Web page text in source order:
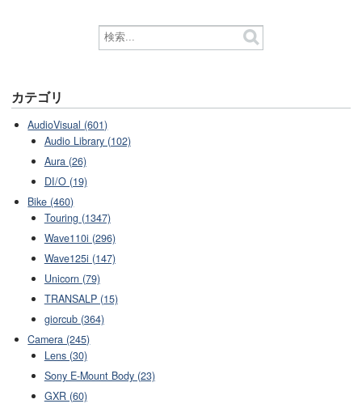
カテゴリ
AudioVisual (601)
Audio Library (102)
Aura (26)
DI/O (19)
Bike (460)
Touring (1347)
Wave110i (296)
Wave125i (147)
Unicorn (79)
TRANSALP (15)
giorcub (364)
Camera (245)
Lens (30)
Sony E-Mount Body (23)
GXR (60)